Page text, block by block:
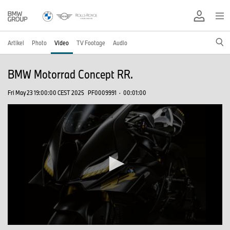
Artikel Photo Video TV Footage Audio
BMW Motorrad Concept RR.
Fri May 23 19:00:00 CEST 2025 PF0009991 · 00:01:00